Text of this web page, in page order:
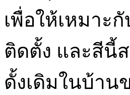
เพื่อให้เหมา
ติดตั้ง และสีนี้
ดั้งเดิมในบ้า